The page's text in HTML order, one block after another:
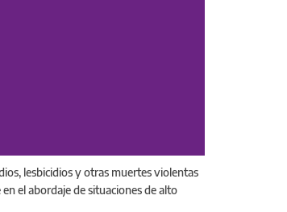
lesbicidios y otras muertes violentas
el abordaje de situaciones de alto